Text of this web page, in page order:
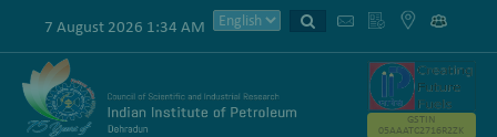
7 August 2026 1:34 AM
GSTIN
05AAATC2716R2ZK